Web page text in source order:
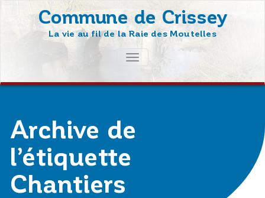
Commune de Crissey
La vie au fil de la Raie des Moutelles
AFFICHER/MASQUER
LA
NAVIGATION
Archive de
l’étiquette
Chantiers